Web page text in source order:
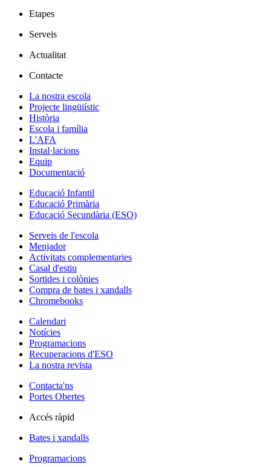
Etapes
Serveis
Actualitat
Contacte
La nostra escola
Projecte lingüiístic
Història
Escola i família
L'AFA
Instal·lacions
Equip
Documentació
Educació Infantil
Educació Primària
Educació Secundària (ESO)
Serveis de l'escola
Menjador
Activitats complementaries
Casal d'estiu
Sortides i colònies
Compra de bates i xandalls
Chromebooks
Calendari
Notícies
Programacions
Recuperacions d'ESO
La nostra revista
Contacta'ns
Portes Obertes
Accés ràpid
Bates i xandalls
Programacions